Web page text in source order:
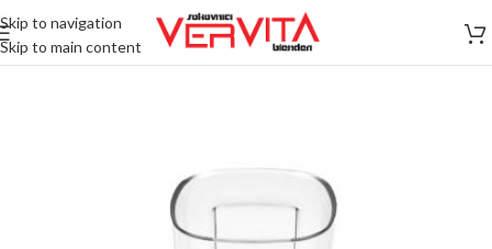
Skip to navigation
Skip to main content